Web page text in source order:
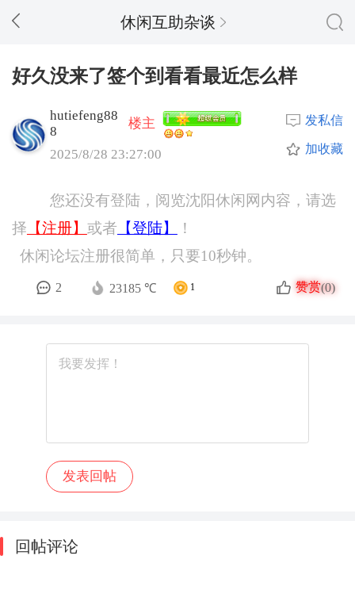
休闲互助杂谈
好久没来了签个到看看最近怎么样
hutiefeng88
8
楼主
2025/8/28 23:27:00
发私信
加收藏
您还没有登陆，阅览沈阳休闲网内容，请选
择 【注册】 或者 【登陆】
！
休闲论坛注册很简单，只要10秒钟。
2 23185 ℃ 1 赞赏(0)
回帖评论